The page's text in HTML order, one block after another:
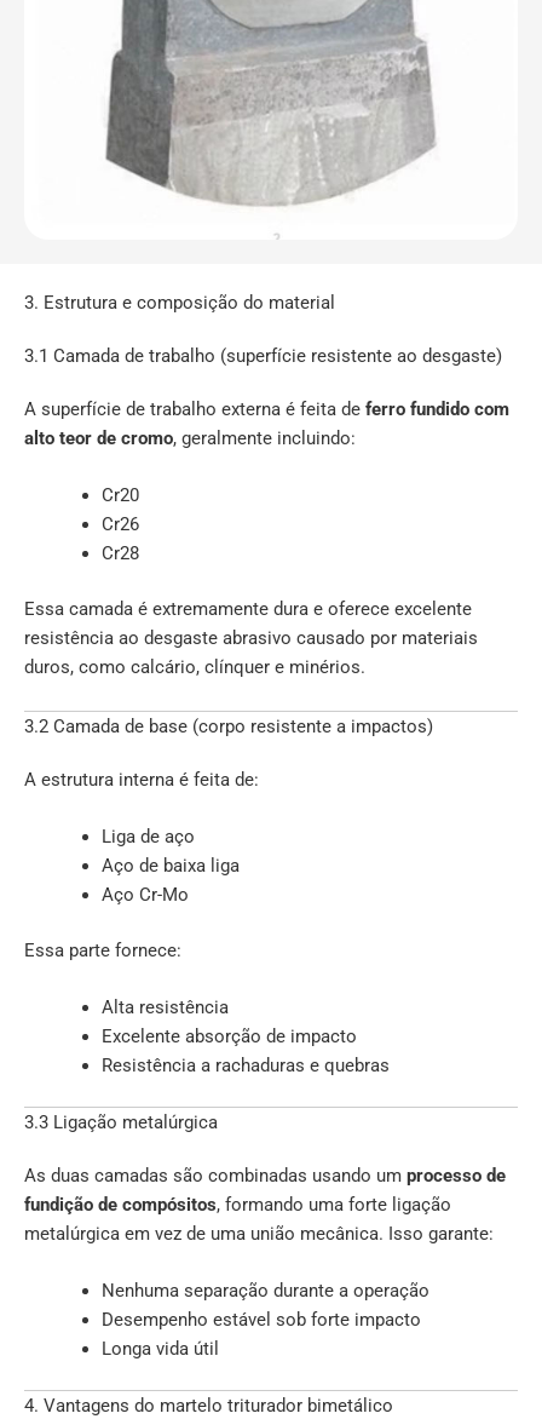
3. Estrutura e composição do material
3.1 Camada de trabalho (superfície resistente ao desgaste)
A superfície de trabalho externa é feita de ferro fundido com
alto teor de cromo, geralmente incluindo:
Cr20
Cr26
Cr28
Essa camada é extremamente dura e oferece excelente
resistência ao desgaste abrasivo causado por materiais
duros, como calcário, clínquer e minérios.
3.2 Camada de base (corpo resistente a impactos)
A estrutura interna é feita de:
Liga de aço
Aço de baixa liga
Aço Cr-Mo
Essa parte fornece:
Alta resistência
Excelente absorção de impacto
Resistência a rachaduras e quebras
3.3 Ligação metalúrgica
As duas camadas são combinadas usando um processo de
fundição de compósitos, formando uma forte ligação
metalúrgica em vez de uma união mecânica. Isso garante:
Nenhuma separação durante a operação
Desempenho estável sob forte impacto
Longa vida útil
4. Vantagens do martelo triturador bimetálico